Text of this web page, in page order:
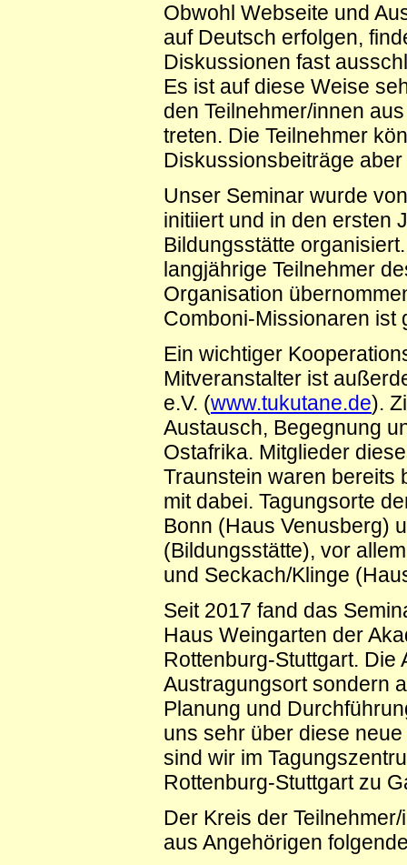
Obwohl Webseite und
auf Deutsch erfolgen,
Diskussionen fast
Es ist auf diese Weise
den Teilnehmer/innen
treten. Die Teilnehmer
Diskussionsbeiträge
Unser Seminar wurde
initiiert und in den ersten
Bildungsstätte
langjährige Teilnehmer
Organisation
Comboni-Missionaren ist
Ein wichtiger
Mitveranstalter ist
e.V. (www.tukutane.de).
Austausch, Begegnung
Ostafrika. Mitglieder
Traunstein waren bereits
mit dabei. Tagungsorte
Bonn (Haus Venusberg)
(Bildungsstätte), vor
und Seckach/Klinge
Seit 2017 fand das
Haus Weingarten der
Rottenburg-Stuttgart. Die
Austragungsort sondern
Planung und
uns sehr über diese
sind wir im
Rottenburg-Stuttgart zu
Der Kreis der
aus Angehörigen